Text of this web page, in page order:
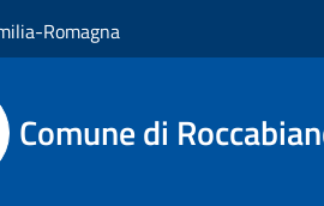
Romagna
Comune di